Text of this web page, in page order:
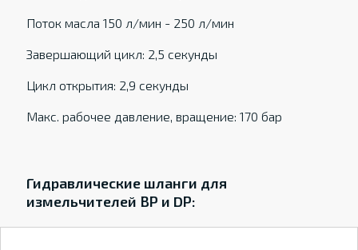
Поток масла 150 л/мин - 250 л/мин
Завершающий цикл: 2,5 секунды
Цикл открытия: 2,9 секунды
Макс. рабочее давление, вращение: 170 бар
Гидравлические шланги для
измельчителей BP и DP: